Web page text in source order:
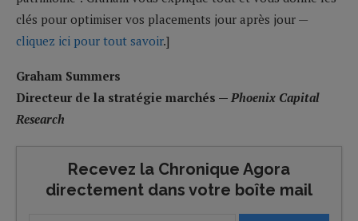
clés pour optimiser vos placements jour après jour —
cliquez ici pour tout savoir.]
Graham Summers
Directeur de la stratégie marchés — Phoenix Capital
Research
Recevez la Chronique Agora
directement dans votre boîte mail